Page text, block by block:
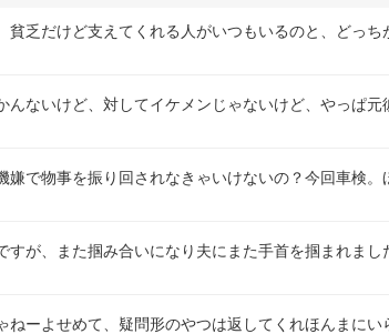
貧乏だけど支えてくれる人がいつもいるのと、どっち
ないけど、対してイケメンじゃないけど、やっぱ元
嫌で物事を振り回されなきゃいけないの？今回車検。
すが、また掴み合いになり夫にまた手首を掴まれまし
ねーよせめて、疑問形のやつは返してくれほんまにい